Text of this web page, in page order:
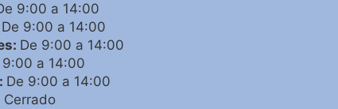
9:00 a 14:00
De 9:00 a 14:00
De 9:00 a 14:00
9:00 a 14:00
De 9:00 a 14:00
Cerrado